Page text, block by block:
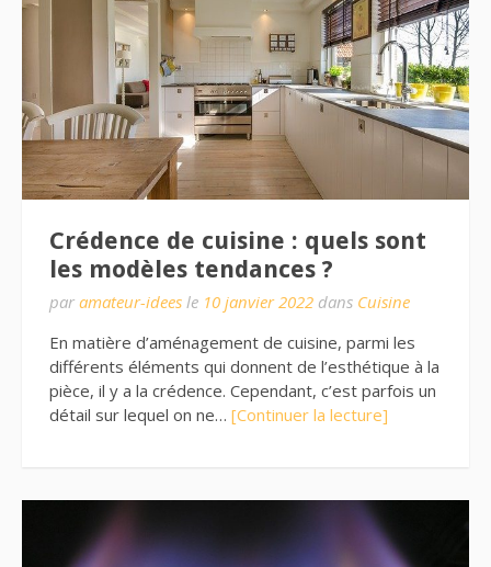
Crédence de cuisine : quels sont
les modèles tendances ?
par amateur-idees le 10 janvier 2022 dans Cuisine
En matière d’aménagement de cuisine, parmi les
différents éléments qui donnent de l’esthétique à la
pièce, il y a la crédence. Cependant, c’est parfois un
détail sur lequel on ne… [Continuer la lecture]